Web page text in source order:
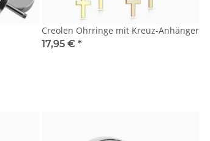
Creolen Ohrringe mit Kreuz-Anhänger
17,95 € *